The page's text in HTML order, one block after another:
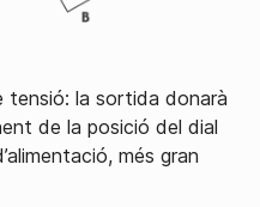
tensió: la sortida donarà
de la posició del dial
més gran